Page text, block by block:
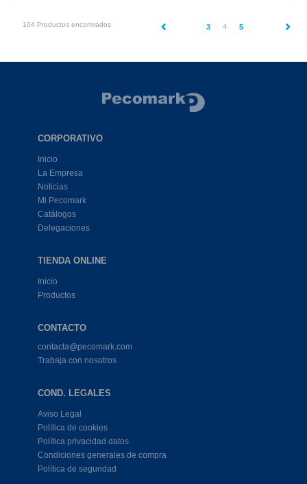
104 Productos encontrados 3 4(current)
5
CORPORATIVO
Inicio
La Empresa
Noticias
Mi Pecomark
Catálogos
Delegaciones
TIENDA ONLINE
Inicio
Productos
CONTACTO
contacta@pecomark.com
Trabaja con nosotros
COND. LEGALES
Aviso Legal
Política de cookies
Política privacidad datos
Condiciones generales de compra
Política de seguridad